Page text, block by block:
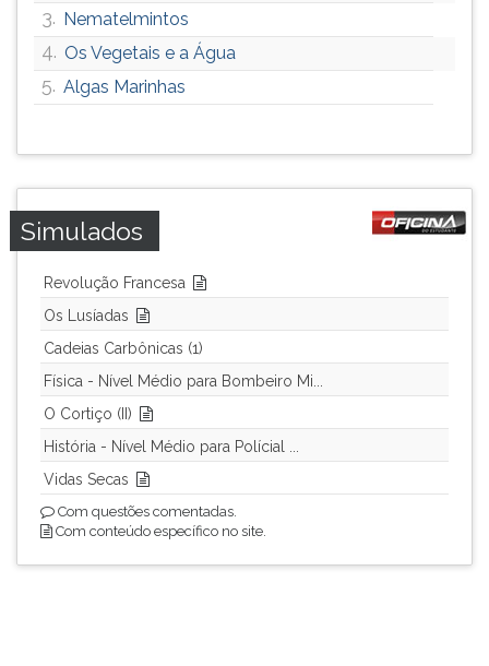
3. Nematelmintos
4. Os Vegetais e a Água
5. Algas Marinhas
Simulados
Revolução Francesa
Os Lusíadas
Cadeias Carbônicas (1)
Física - Nível Médio para Bombeiro Mi...
O Cortiço (II)
História - Nível Médio para Polícial ...
Vidas Secas
Com questões comentadas.
Com conteúdo específico no site.